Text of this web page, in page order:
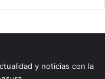
y noticias con la